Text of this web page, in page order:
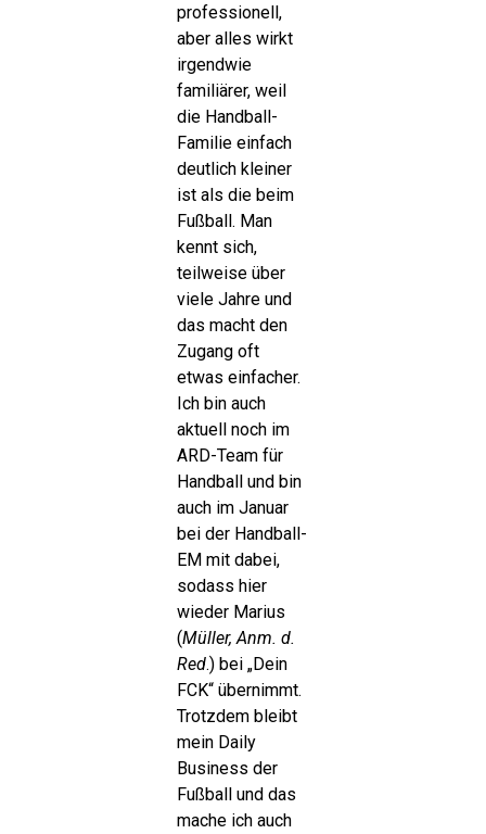
professionell,
aber alles wirkt
irgendwie
familiärer, weil
die Handball-
Familie einfach
deutlich kleiner
ist als die beim
Fußball. Man
kennt sich,
teilweise über
viele Jahre und
das macht den
Zugang oft
etwas einfacher.
Ich bin auch
aktuell noch im
ARD-Team für
Handball und bin
auch im Januar
bei der Handball-
EM mit dabei,
sodass hier
wieder Marius
(Müller, Anm. d.
Red.) bei „Dein
FCK“ übernimmt.
Trotzdem bleibt
mein Daily
Business der
Fußball und das
mache ich auch